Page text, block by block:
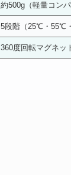
約500g（軽量コンパ
5段階（25℃・55℃
360度回転マグネッ